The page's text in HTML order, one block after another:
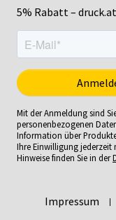
5% Rabatt –
Mit der Anmeldung sind
personenbezogenen
Information über
Ihre Einwilligung jederzeit
Hinweise finden Sie in der
Impressum